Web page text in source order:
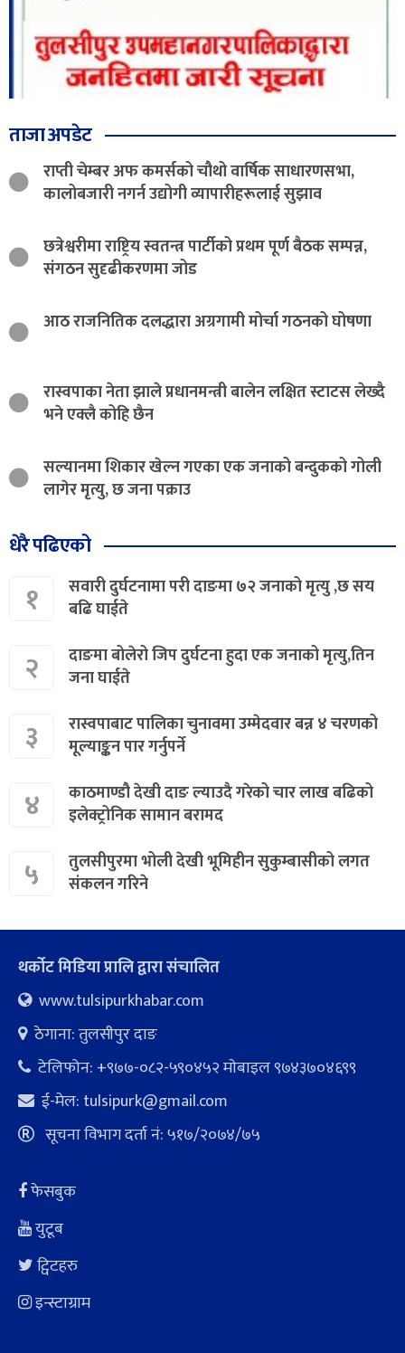
ताजा अपडेट
राप्ती चेम्बर अफ कमर्सको चौथो वार्षिक साधारणसभा,
कालोबजारी नगर्न उद्योगी व्यापारीहरूलाई सुझाव
छत्रेश्वरीमा राष्ट्रिय स्वतन्त्र पार्टीको प्रथम पूर्ण बैठक सम्पन्न,
संगठन सुदृढीकरणमा जोड
आठ राजनितिक दलद्धारा अग्रगामी मोर्चा गठनको घोषणा
रास्वपाका नेता झाले प्रधानमन्त्री बालेन लक्षित स्टाटस लेख्दै
भने एक्लै कोहि छैन
सल्यानमा शिकार खेल्न गएका एक जनाको बन्दुकको गोली
लागेर मृत्यु, छ जना पक्राउ
धेरै पढिएको
१
सवारी दुर्घटनामा परी दाङमा ७२ जनाको मृत्यु ,छ सय
बढि घाईते
२
दाङमा बोलेरो जिप दुर्घटना हुदा एक जनाको मृत्यु,तिन
जना घाईते
३
रास्वपाबाट पालिका चुनावमा उम्मेदवार बन्न ४ चरणको
मूल्याङ्कन पार गर्नुपर्ने
४
काठमाण्डौ देखी दाङ ल्याउदै गरेको चार लाख बढिको
इलेक्ट्रोनिक सामान बरामद
५
तुलसीपुरमा भोली देखी भूमिहीन सुकुम्बासीको लगत
संकलन गरिने
थर्कोट मिडिया प्रालि द्वारा संचालित
www.tulsipurkhabar.com
ठेगाना: तुलसीपुर दाङ
टेलिफोन: +९७७-०८२-५९०४५२ माेबाइल ९७४३७०४६९९
ई-मेल: tulsipurk@gmail.com
सूचना विभाग दर्ता नं: ५१७/२०७४/७५
फेसबुक
युटूब
ट्विटहरु
इन्स्टाग्राम